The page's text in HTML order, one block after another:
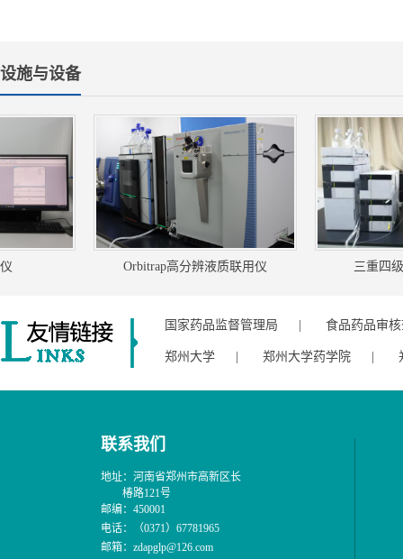
设施与设备
Orbitrap高分辨液质联用仪 三重四级
国家药品监督管理局 食品药品审
郑州大学 郑州大学药学院
联系我们
地址：河南省郑州市高新区长
椿路121号
邮编：450001
电话：（0371）67781965
邮箱：zdapglp@126.com